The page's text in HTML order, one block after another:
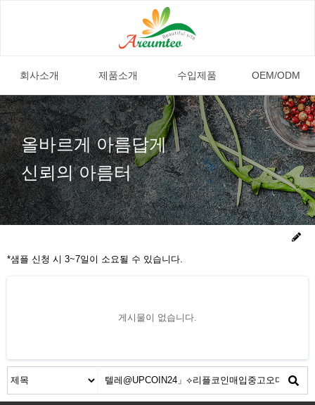
회사소개 제품소개 수입제품 OEM/ODM
올바르게 아름답게
신뢰의 아름터
*샘플 신청 시 3~7일이 소요될 수 있습니다.
게시물이 없습니다.